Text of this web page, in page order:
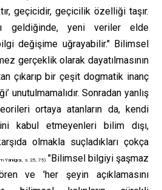
geçicidir, geçicilik özelliği taşır.
geldiğinde, yeni veriler elde
değişime uğrayabilir." Bilimsel
gerçeklik olarak dayatılmasının
çıkarıp bir çeşit dogmatik inanç
unutulmamalıdır. Sonradan yanlış
ortaya atanların da, kendi
kabul etmeyenleri bilim dışı,
olmakla suçladıkları çokça
Yanılgısı, s. 25, 75)"Bilimsel bilgiyi şaşmaz
ve 'her şeyin açıklamasını